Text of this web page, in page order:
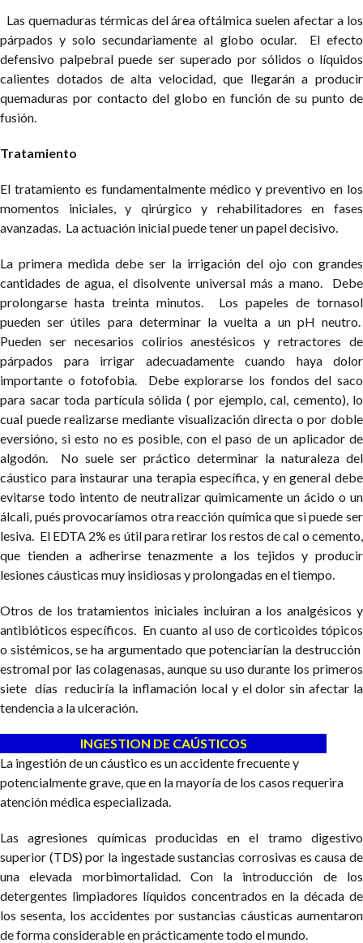
Las quemaduras térmicas del área oftálmica suelen afectar a los
párpados y solo secundariamente al globo ocular. El efecto
defensivo palpebral puede ser superado por sólidos o líquidos
calientes dotados de alta velocidad, que llegarán a producir
quemaduras por contacto del globo en función de su punto de
fusión.
Tratamiento
El tratamiento es fundamentalmente médico y preventivo en los
momentos iniciales, y qirúrgico y rehabilitadores en fases
avanzadas. La actuación inicial puede tener un papel decisivo.
La primera medida debe ser la irrigación del ojo con grandes
cantidades de agua, el disolvente universal más a mano. Debe
prolongarse hasta treinta minutos. Los papeles de tornasol
pueden ser útiles para determinar la vuelta a un pH neutro.
Pueden ser necesarios colirios anestésicos y retractores de
párpados para irrigar adecuadamente cuando haya dolor
importante o fotofobia. Debe explorarse los fondos del saco
para sacar toda partícula sólida ( por ejemplo, cal, cemento), lo
cual puede realizarse mediante visualización directa o por doble
eversióno, si esto no es posible, con el paso de un aplicador de
algodón. No suele ser práctico determinar la naturaleza del
cáustico para instaurar una terapia específica, y en general debe
evitarse todo intento de neutralizar quimicamente un ácido o un
álcali, pués provocaríamos otra reacción química que si puede ser
lesiva. El EDTA 2% es útil para retirar los restos de cal o cemento,
que tienden a adherirse tenazmente a los tejidos y producir
lesiones cáusticas muy insidiosas y prolongadas en el tiempo.
Otros de los tratamientos iniciales incluiran a los analgésicos y
antibióticos específicos. En cuanto al uso de corticoides tópicos
o sistémicos, se ha argumentado que potenciarían la destrucción
estromal por las colagenasas, aunque su uso durante los primeros
siete días reduciría la inflamación local y el dolor sin afectar la
tendencia a la ulceración.
INGESTION DE CAÚSTICOS
La ingestión de un cáustico es un accidente frecuente y
potencialmente grave, que en la mayoría de los casos requerira
atención médica especializada.
Las agresiones químicas producidas en el tramo digestivo
superior (TDS) por la ingestade sustancias corrosivas es causa de
una elevada morbimortalidad. Con la introducción de los
detergentes limpiadores líquidos concentrados en la década de
los sesenta, los accidentes por sustancias cáusticas aumentaron
de forma considerable en prácticamente todo el mundo.